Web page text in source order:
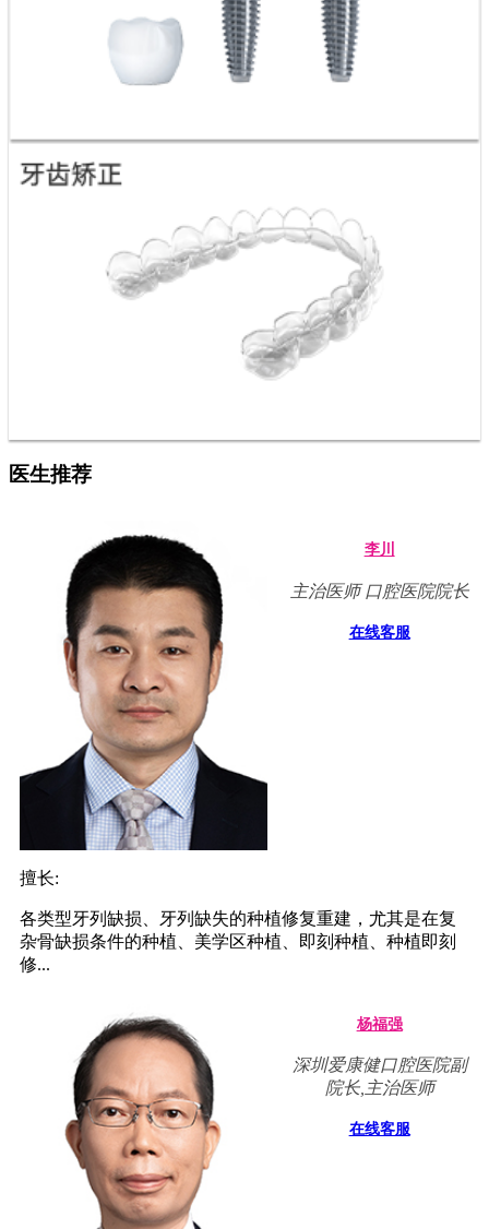
医生推荐
李川
主治医师 口腔医院院长
在线客服
擅长:
各类型牙列缺损、牙列缺失的种植修复重建，尤其是在复
杂骨缺损条件的种植、美学区种植、即刻种植、种植即刻
修...
杨福强
深圳爱康健口腔医院副
院长,主治医师
在线客服